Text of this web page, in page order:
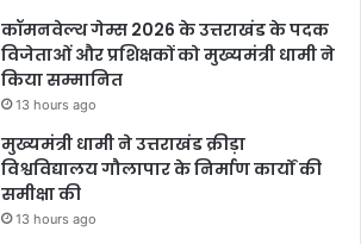
कॉमनवेल्थ गेम्स 2026 के उत्तराखंड के पदक
विजेताओं और प्रशिक्षकों को मुख्यमंत्री धामी ने
किया सम्मानित
13 hours ago
मुख्यमंत्री धामी ने उत्तराखंड क्रीड़ा
विश्वविद्यालय गौलापार के निर्माण कार्यों की
समीक्षा की
13 hours ago